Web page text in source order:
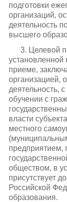
подготовки
организаций,
деятельность
высшего
3. Целевой
установленной
приеме,
организацией,
деятельность,
обучении с
власти
местного
предприятием,
обществом, в
присутствует
Российской
образования.